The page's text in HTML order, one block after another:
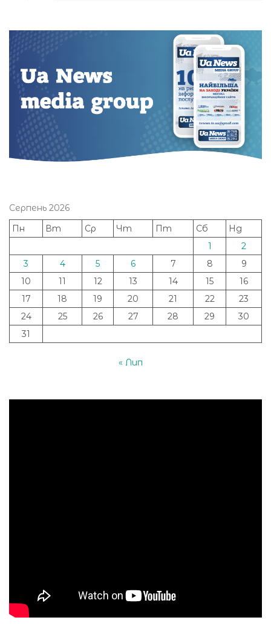
Серпень 2026
Пн
Вт Ср Чт Пт Сб
Нд
1
2
3
4 5 6 7 8
9
10
11 12 13 14 15
16
17
18 19 20 21 22
23
24
25 26 27 28 29
30
31
« Лип